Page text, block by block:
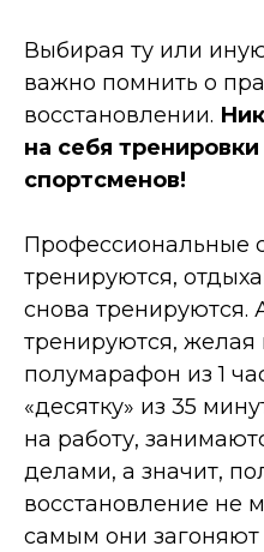
Выбирая ту или
важно помнить о
восстановлении.
на себя
спортсменов!
Профессиональные
тренируются,
снова тренируются.
тренируются, желая
полумарафон из 1
«десятку» из 35
на работу,
делами, а значит,
восстановление не
самым они загоняют